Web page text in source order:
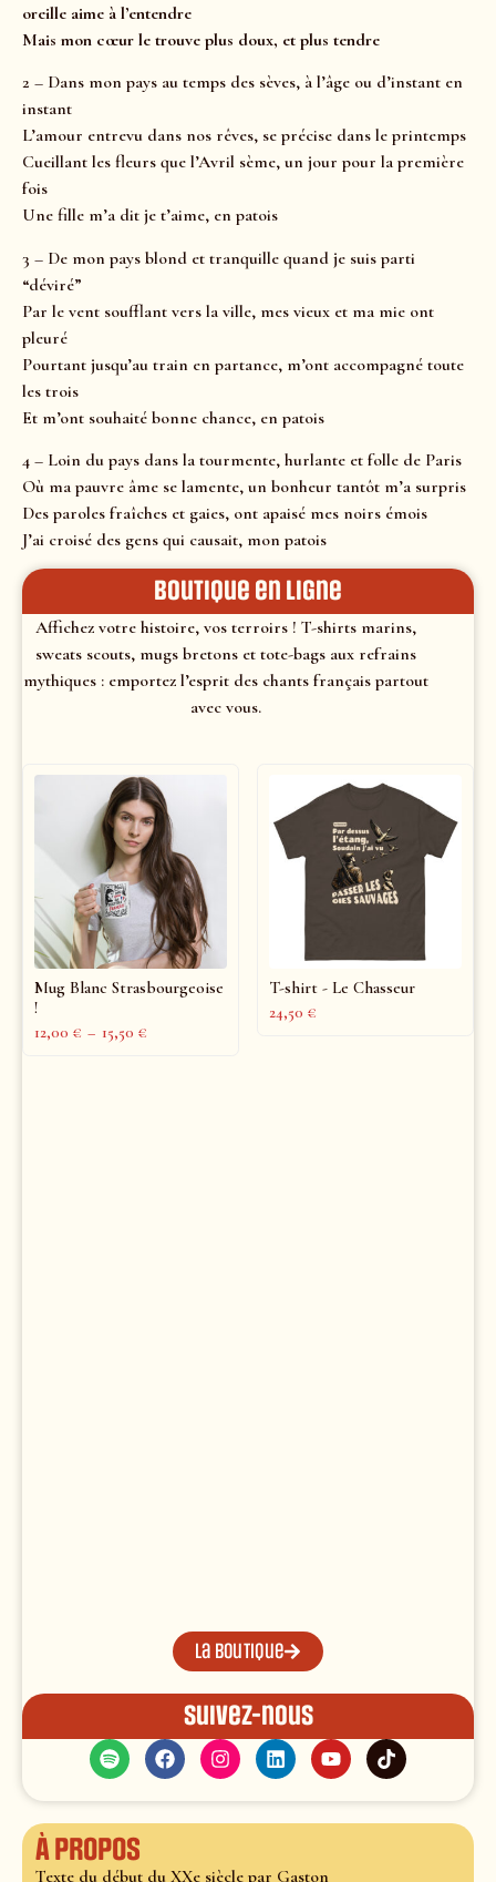
oreille aime à l’entendre
Mais mon cœur le trouve plus doux, et plus tendre
2 – Dans mon pays au temps des sèves, à l’âge ou d’instant en
instant
L’amour entrevu dans nos rêves, se précise dans le printemps
Cueillant les fleurs que l’Avril sème, un jour pour la première
fois
Une fille m’a dit je t’aime, en patois
3 – De mon pays blond et tranquille quand je suis parti
“déviré”
Par le vent soufflant vers la ville, mes vieux et ma mie ont
pleuré
Pourtant jusqu’au train en partance, m’ont accompagné toute
les trois
Et m’ont souhaité bonne chance, en patois
4 – Loin du pays dans la tourmente, hurlante et folle de Paris
Où ma pauvre âme se lamente, un bonheur tantôt m’a surpris
Des paroles fraîches et gaies, ont apaisé mes noirs émois
J’ai croisé des gens qui causait, mon patois
Boutique en ligne
Affichez votre histoire, vos terroirs ! T-shirts marins,
sweats scouts, mugs bretons et tote-bags aux refrains
mythiques : emportez l’esprit des chants français partout
avec vous.
Mug Blanc Strasbourgeoise
!
12,00 € – 15,50 €
T-shirt - Le Chasseur
24,50 €
La boutique
Suivez-nous
À propos
Texte du début du XXe siècle par Gaston